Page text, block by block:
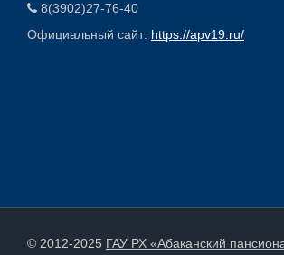
8(3902)27-76-40
Официальный сайт: https://apv19.ru/
© 2012-2025 ГАУ РХ «Абаканский